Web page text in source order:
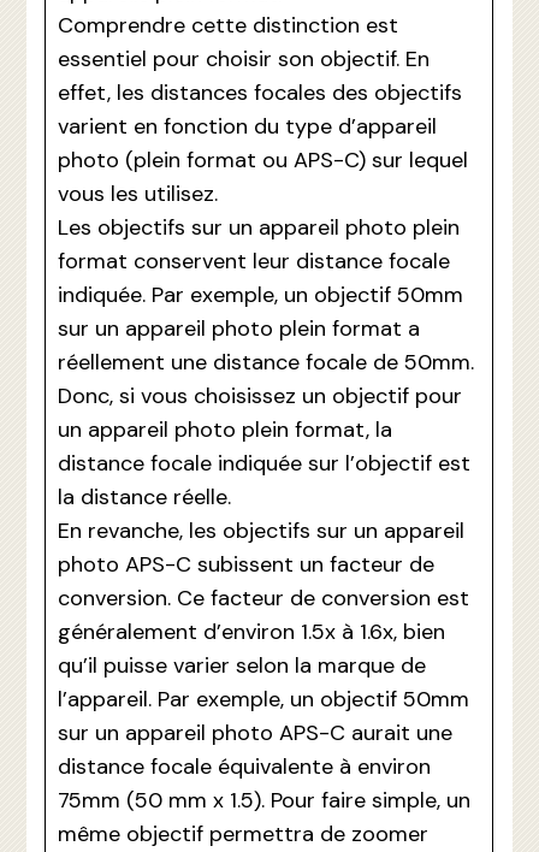
Comprendre cette distinction est
essentiel pour choisir son objectif. En
effet, les distances focales des objectifs
varient en fonction du type d’appareil
photo (plein format ou APS-C) sur lequel
vous les utilisez.
Les objectifs sur un appareil photo plein
format conservent leur distance focale
indiquée. Par exemple, un objectif 50mm
sur un appareil photo plein format a
réellement une distance focale de 50mm.
Donc, si vous choisissez un objectif pour
un appareil photo plein format, la
distance focale indiquée sur l’objectif est
la distance réelle.
En revanche, les objectifs sur un appareil
photo APS-C subissent un facteur de
conversion. Ce facteur de conversion est
généralement d’environ 1.5x à 1.6x, bien
qu’il puisse varier selon la marque de
l’appareil. Par exemple, un objectif 50mm
sur un appareil photo APS-C aurait une
distance focale équivalente à environ
75mm (50 mm x 1.5). Pour faire simple, un
même objectif permettra de zoomer